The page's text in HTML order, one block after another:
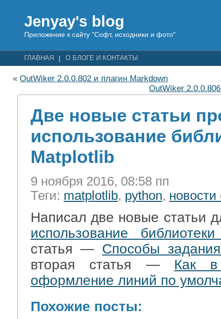
Jenyay's blog
Приложение к сайту "Софт, исходники и фото"
ГЛАВНАЯ О БЛОГЕ И КОНТАКТЫ
«OutWiker 2.0.0.802 и плагин Markdown
OutWiker
Две новые статьи
использование
Matplotlib
9 ноября 2016, 08:58 пп
Теги: matplotlib, python, новости
Написал две новые статьи
использование
статья — Способы
вторая статья — Как в
оформление линий по
Похожие посты: